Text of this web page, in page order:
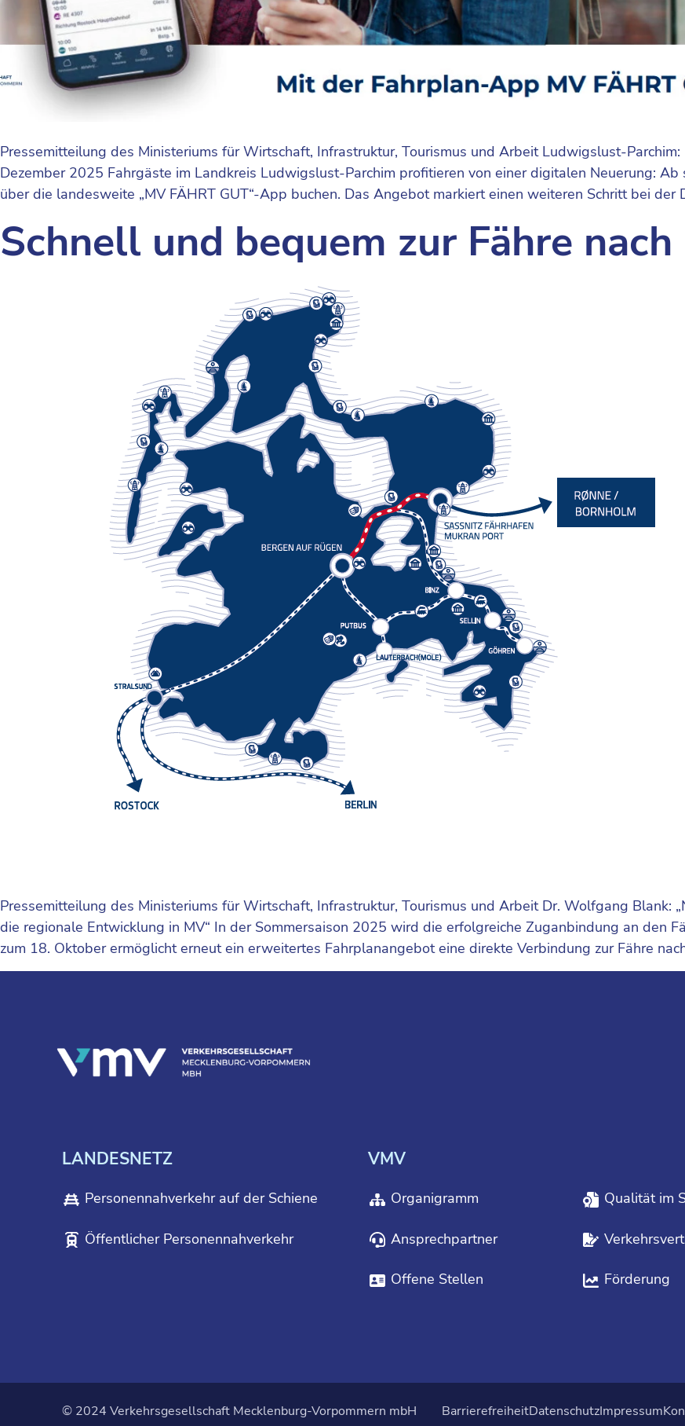
Pressemitteilung des Ministeriums für Wirtschaft, Infrastruktur, Tourismus und Arbeit Ludwigslust-
Dezember 2025 Fahrgäste im Landkreis Ludwigslust-Parchim profitieren von einer digitalen Neuerung:
über die landesweite „MV FÄHRT GUT“-App buchen. Das Angebot markiert einen weiteren Schritt bei
Schnell und bequem zur Fähre
Pressemitteilung des Ministeriums für Wirtschaft, Infrastruktur, Tourismus und Arbeit Dr. Wolfgang Blank:
die regionale Entwicklung in MV“ In der Sommersaison 2025 wird die erfolgreiche Zuganbindung an den
zum 18. Oktober ermöglicht erneut ein erweitertes Fahrplanangebot eine direkte Verbindung zur Fähre
LANDESNETZ
Personennahverkehr auf der Schiene
Öffentlicher Personennahverkehr
VMV
Organigramm Qualität im
Ansprechpartner
Offene Stellen Förderung
© 2024 Verkehrsgesellschaft Mecklenburg-Vorpommern mbH BarrierefreiheitDatenschutzImpressum